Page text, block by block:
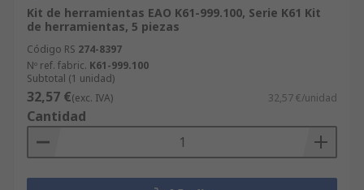
Kit de herramientas EAO K61-999.100, Serie K61 Kit
de herramientas, 5 piezas
Código RS 274-8397
Nº ref. fabric. K61-999.100
Subtotal (1 unidad)
32,57 €(exc. IVA) 32,57 €/unidad
Cantidad